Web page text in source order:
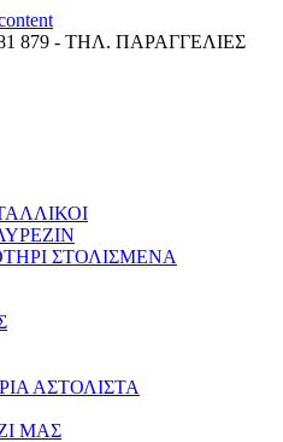
879 - ΤΗΛ. ΠΑΡΑΓΓΕΛΙΕΣ
ΣΤΟΛΙΣΜΕΝΑ
ΑΣΤΟΛΙΣΤΑ
ΜΑΣ